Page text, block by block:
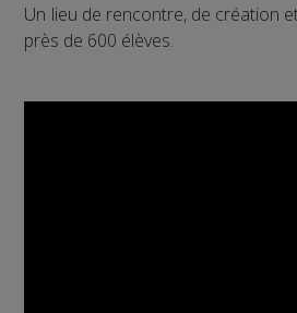
Un lieu de rencontre, de création
près de 600 élèves.